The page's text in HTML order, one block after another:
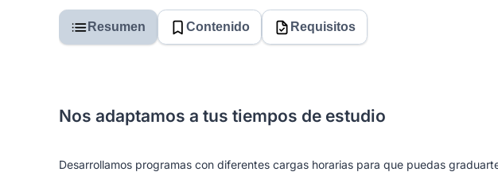
Resumen Contenido Requisitos
Nos adaptamos a tus tiempos de estudio
Desarrollamos programas con diferentes cargas horarias para que puedas